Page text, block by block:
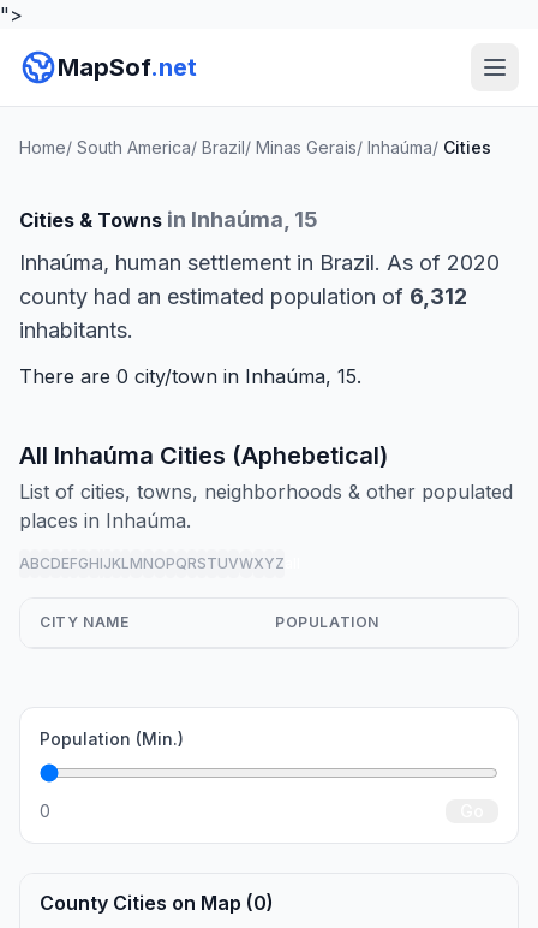
">
MapSof.net
Home/ South America/ Brazil/ Minas Gerais/ Inhaúma/ Cities
Cities & Towns in Inhaúma, 15
Inhaúma, human settlement in Brazil. As of 2020
county had an estimated population of 6,312
inhabitants.
There are 0 city/town in Inhaúma, 15.
All Inhaúma Cities (Aphebetical)
List of cities, towns, neighborhoods & other populated
places in Inhaúma.
ABCDEFGHIJKLMNOPQRSTUVWXYZ
CITY NAME POPULATION
Population (Min.)
0
County Cities on Map (0)